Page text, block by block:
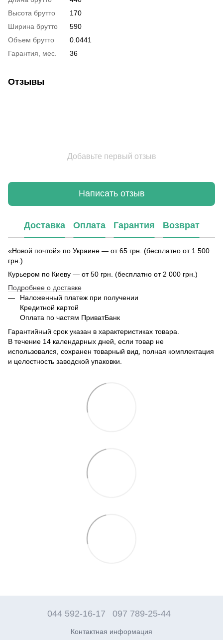
Высота брутто
170
Ширина брутто
590
Объем брутто
0.0441
Гарантия, мес.
36
Отзывы
Добавьте первый отзыв
Написать отзыв
Доставка Оплата Гарантия Возврат
«Новой почтой» по Украине — от 65 грн. (бесплатно от 1 500
грн.)
Курьером по Киеву — от 50 грн. (бесплатно от 2 000 грн.)
Подробнее о доставке
Наложенный платеж при получении
Кредитной картой
Оплата по частям ПриватБанк
Гарантийный срок указан в характеристиках товара.
В течение 14 календарных дней, если товар не
использовался, сохранен товарный вид, полная комплектация
и целостность заводской упаковки.
044 592-16-17 097 789-25-44
Контактная информация